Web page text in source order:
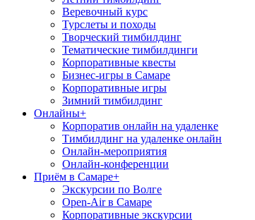
Веревочный курс
Турслеты и походы
Творческий тимбилдинг
Тематические тимбилдинги
Корпоративные квесты
Бизнес-игры в Самаре
Корпоративные игры
Зимний тимбилдинг
Онлайны+
Корпоратив онлайн на удаленке
Тимбилдинг на удаленке онлайн
Онлайн-мероприятия
Онлайн-конференции
Приём в Самаре+
Экскурсии по Волге
Open-Air в Самаре
Корпоративные экскурсии